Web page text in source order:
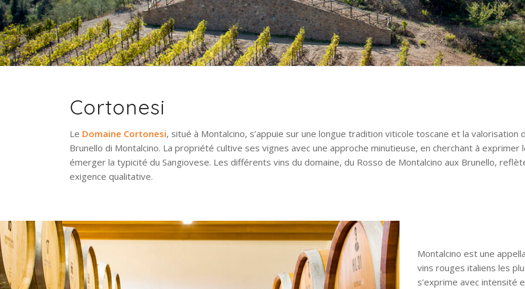
Cortonesi
Le Domaine Cortonesi, situé à Montalcino, s’appuie sur une longue tradition viticole toscane et la
Brunello di Montalcino. La propriété cultive ses vignes avec une approche minutieuse, en cherchant à
émerger la typicité du Sangiovese. Les différents vins du domaine, du Rosso de Montalcino aux Brunello,
exigence qualitative.
Montalcino est une
vins rouges italiens les
s’exprime avec intensité